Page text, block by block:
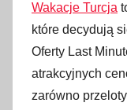
Wakacje Turcja
które decydują
Oferty Last
atrakcyjnych
zarówno